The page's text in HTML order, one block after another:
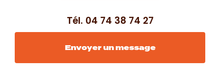
Tél. 04 74 38 74 27
Envoyer un message